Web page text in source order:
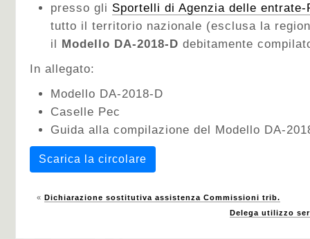
presso gli Sportelli di Agenzia delle
tutto il territorio nazionale (esclusa la
il Modello DA-2018-D debitamente
In allegato:
Modello DA-2018-D
Caselle Pec
Guida alla compilazione del Modello DA-
Scarica la circolare
« Dichiarazione sostitutiva assistenza Commissioni trib.
Delega utilizzo